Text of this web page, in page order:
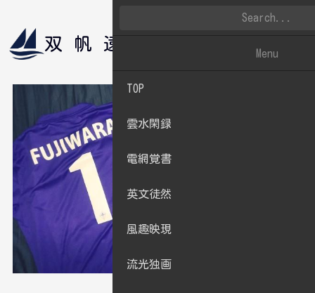
双帆遠影
Menu
TOP
雲水閑録
電網覚書
英文徒然
風趣映現
流光独画